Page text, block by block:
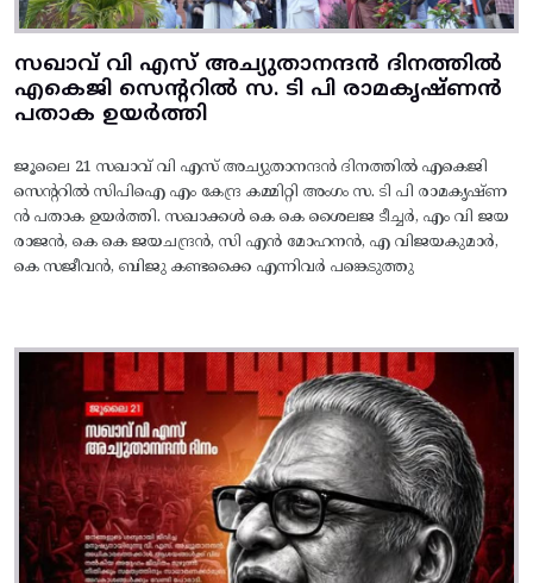
സഖാവ് വി എസ് അച്യുതാനന്ദൻ ദിനത്തിൽ
എകെജി സെന്ററിൽ സ. ടി പി രാമകൃഷ്‌ണൻ
പതാക ഉയർത്തി
ജൂലൈ 21 സഖാവ് വി എസ് അച്യുതാനന്ദൻ ദിനത്തിൽ എകെജി
സെന്ററിൽ സിപിഐ എം കേന്ദ്ര കമ്മിറ്റി അംഗം സ. ടി പി രാമകൃഷ്‌ണ
ൻ പതാക ഉയർത്തി. സഖാക്കൾ കെ കെ ശൈലജ ടീച്ചർ, എം വി ജയ
രാജൻ, കെ കെ ജയചന്ദ്രൻ, സി എൻ മോഹനൻ, എ വിജയകുമാർ,
കെ സജീവൻ, ബിജു കണ്ടക്കൈ എന്നിവർ പങ്കെടുത്തു